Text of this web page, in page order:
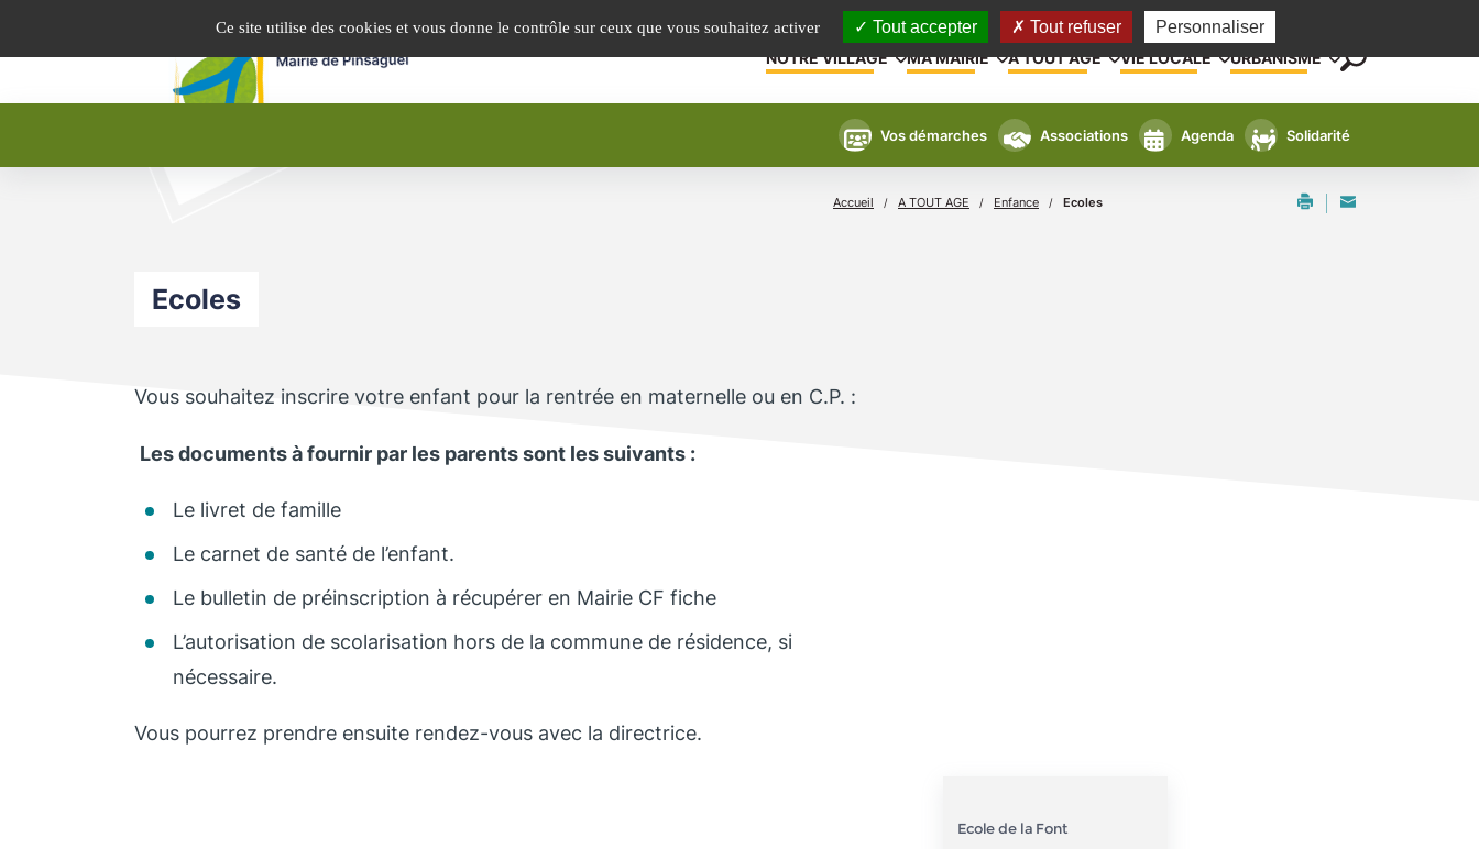
NOTRE VILLAGE MA MAIRIE A TOUT AGE VIE LOCALE URBANISME
Vos démarches Associations Agenda Solidarité
Accueil / A TOUT AGE / Enfance / Ecoles
Ecoles
Vous souhaitez inscrire votre enfant pour la rentrée en maternelle ou en C.P. :
Les documents à fournir par les parents sont les suivants :
Le livret de famille
Le carnet de santé de l’enfant.
Le bulletin de préinscription à récupérer en Mairie CF fiche
L’autorisation de scolarisation hors de la commune de résidence, si
nécessaire.
Vous pourrez prendre ensuite rendez-vous avec la directrice.
Ecole de la Font
Ce site utilise des cookies et vous donne le contrôle sur ceux que vous souhaitez activer Tout accepter Tout refuser Personnaliser